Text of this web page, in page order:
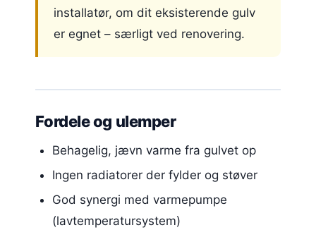
installatør, om dit eksisterende gulv
er egnet – særligt ved renovering.
Fordele og ulemper
Behagelig, jævn varme fra gulvet op
Ingen radiatorer der fylder og støver
God synergi med varmepumpe
(lavtemperatursystem)